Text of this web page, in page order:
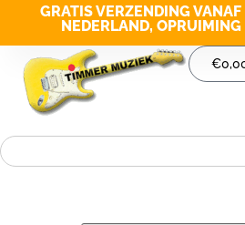
GRATIS VERZENDING
NEDERLAND,
€